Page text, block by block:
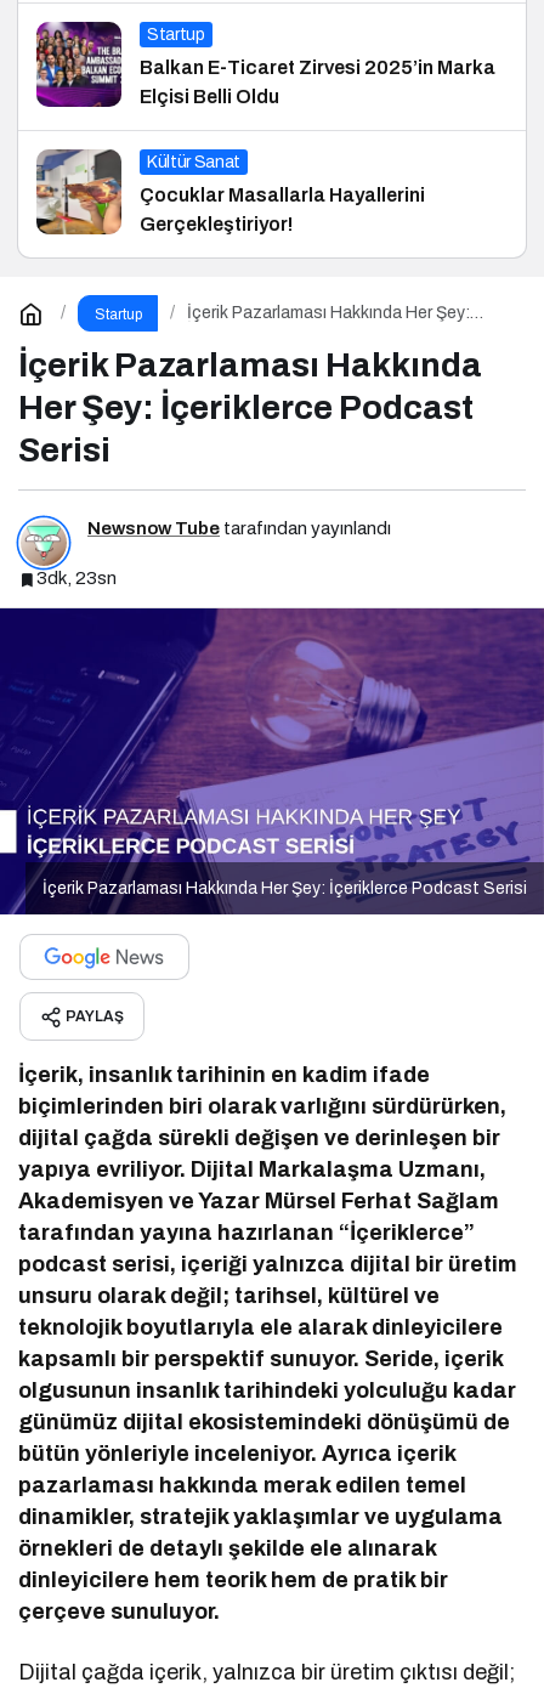
Startup
Balkan E-Ticaret Zirvesi 2025’in Marka
Elçisi Belli Oldu
Kültür Sanat
Çocuklar Masallarla Hayallerini
Gerçekleştiriyor!
Startup
İçerik Pazarlaması Hakkında Her Şey:
İçerik Pazarlaması Hakkında
Her Şey: İçeriklerce Podcast
Serisi
Newsnow Tube tarafından yayınlandı
3dk, 23sn
İçerik Pazarlaması Hakkında Her Şey: İçeriklerce Podcast Serisi
PAYLAŞ
İçerik, insanlık tarihinin en kadim ifade
biçimlerinden biri olarak varlığını sürdürürken,
dijital çağda sürekli değişen ve derinleşen bir
yapıya evriliyor. Dijital Markalaşma Uzmanı,
Akademisyen ve Yazar Mürsel Ferhat Sağlam
tarafından yayına hazırlanan “İçeriklerce”
podcast serisi, içeriği yalnızca dijital bir üretim
unsuru olarak değil; tarihsel, kültürel ve
teknolojik boyutlarıyla ele alarak dinleyicilere
kapsamlı bir perspektif sunuyor. Seride, içerik
olgusunun insanlık tarihindeki yolculuğu kadar
günümüz dijital ekosistemindeki dönüşümü de
bütün yönleriyle inceleniyor. Ayrıca içerik
pazarlaması hakkında merak edilen temel
dinamikler, stratejik yaklaşımlar ve uygulama
örnekleri de detaylı şekilde ele alınarak
dinleyicilere hem teorik hem de pratik bir
çerçeve sunuluyor.
Dijital çağda içerik, yalnızca bir üretim çıktısı değil;